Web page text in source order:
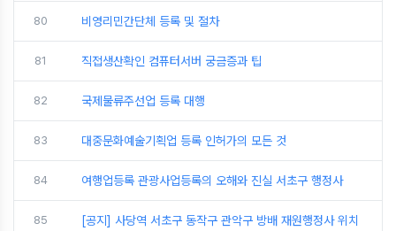
80 비영리민간단체 등록 및 절차
81 직접생산확인 컴퓨터서버 궁금증과 팁
82 국제물류주선업 등록 대행
83 대중문화예술기획업 등록 인허가의 모든 것
84 여행업등록 관광사업등록의 오해와 진실 서초구 행정사
85 [공지] 사당역 서초구 동작구 관악구 방배 재원행정사 위치